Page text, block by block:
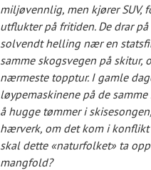
miljøvennlig, men kjører SUV,
utflukter på fritiden. De drar
solvendt helling nær en
samme skogsvegen på
nærmeste topptur. I gamle
løypemaskinene på de
å hugge tømmer i
hærverk, om det kom i konflikt
skal dette «naturfolket» ta
mangfold?